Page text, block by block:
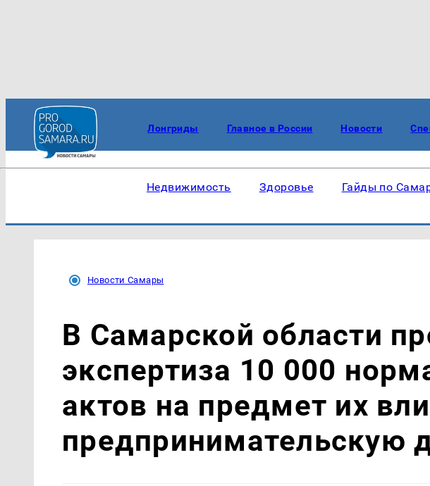
Лонгриды Главное в России Новости
Недвижимость Здоровье Гайды по
Новости Самары
В Самарской области
экспертиза 10 000
актов на предмет их
предпринимательскую